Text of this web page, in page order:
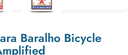
Baralho Bicycle